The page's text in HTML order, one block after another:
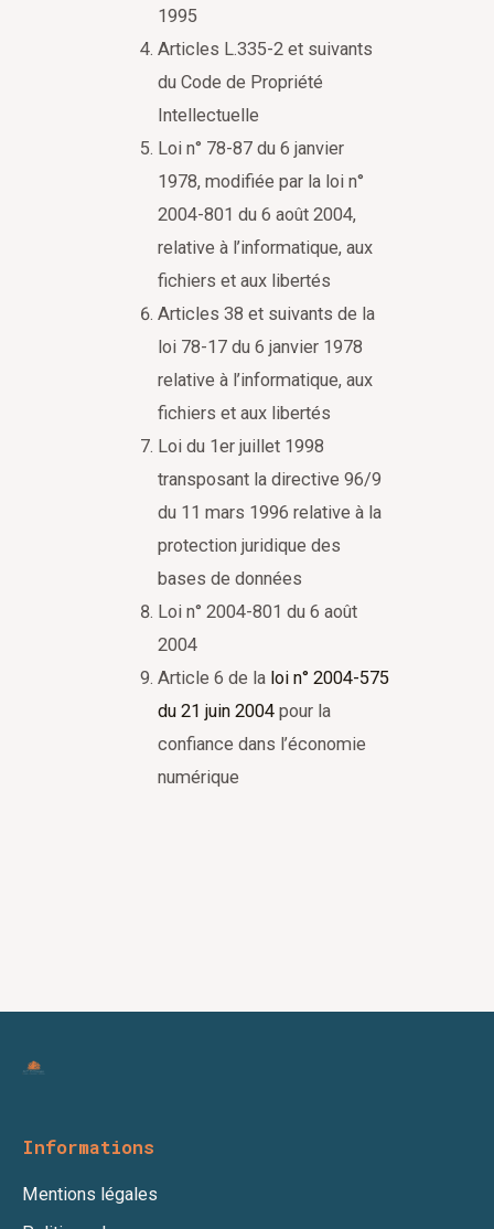
1995
Articles L.335-2 et suivants
du Code de Propriété
Intellectuelle
Loi n° 78-87 du 6 janvier
1978, modifiée par la loi n°
2004-801 du 6 août 2004,
relative à l’informatique, aux
fichiers et aux libertés
Articles 38 et suivants de la
loi 78-17 du 6 janvier 1978
relative à l’informatique, aux
fichiers et aux libertés
Loi du 1er juillet 1998
transposant la directive 96/9
du 11 mars 1996 relative à la
protection juridique des
bases de données
Loi n° 2004-801 du 6 août
2004
Article 6 de la loi n° 2004-575
du 21 juin 2004 pour la
confiance dans l’économie
numérique
Informations
Mentions légales